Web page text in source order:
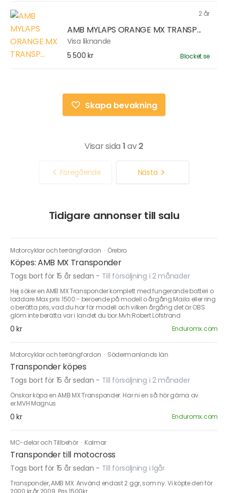
2 år
AMB MYLAPS ORANGE MX TRANSP...
Visa liknande
5 500 kr
Blocket.se
Skapa bevakning
Visar sida 1av2
Föregående Nästa
Tidigare annonser till salu
Motorcyklar och terrängfordon · Örebro
Köpes: AMB MX Transponder
Togs bort för 15 år sedan - Till försäljning i 2 månader
Hej söker en AMB MX Transponder komplett med fungerande batteri o
laddare.Max pris 1500:- beroende på modell o årgång.Maila eller ring
o berätta pris, vad du har för modell och vilken årgång det är.OBS
glöm inte berätta var i landet du bor.Mvh:Robert Löfstrand
0 kr Enduromx.com
Motorcyklar och terrängfordon · Södermanlands län
Transponder köpes
Togs bort för 15 år sedan - Till försäljning i 2 månader
Önskar köpa en AMB MX Transponder. Har ni en så hör gärna av
er.MVH Magnus
0 kr Enduromx.com
MC-delar och Tillbehör · Kalmar
Transponder till motocross
Togs bort för 15 år sedan - Till försäljning i Igår
Transponder, AMB MX. Använd endast 2 ggr, som ny. Vi köpte den för